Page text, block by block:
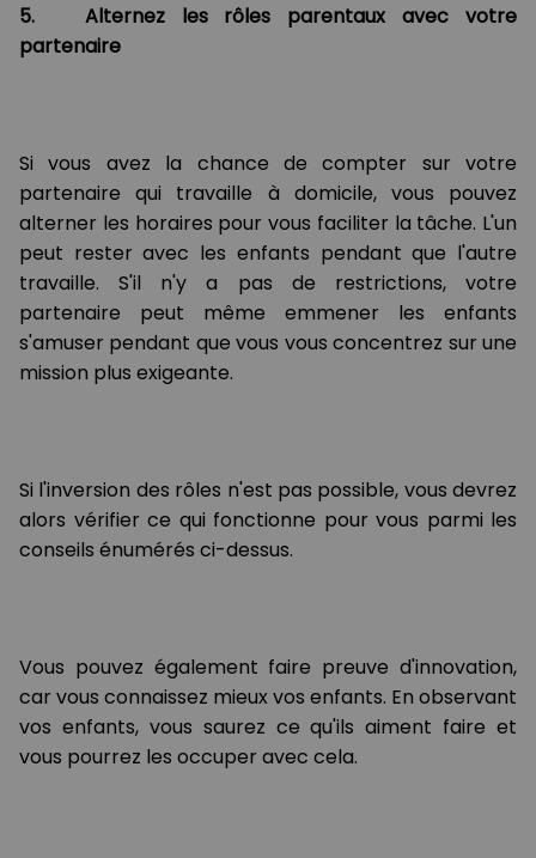
5. Alternez les rôles parentaux avec votre
partenaire
Si vous avez la chance de compter sur votre
partenaire qui travaille à domicile, vous pouvez
alterner les horaires pour vous faciliter la tâche. L'un
peut rester avec les enfants pendant que l'autre
travaille. S'il n'y a pas de restrictions, votre
partenaire peut même emmener les enfants
s'amuser pendant que vous vous concentrez sur une
mission plus exigeante.
Si l'inversion des rôles n'est pas possible, vous devrez
alors vérifier ce qui fonctionne pour vous parmi les
conseils énumérés ci-dessus.
Vous pouvez également faire preuve d'innovation,
car vous connaissez mieux vos enfants. En observant
vos enfants, vous saurez ce qu'ils aiment faire et
vous pourrez les occuper avec cela.